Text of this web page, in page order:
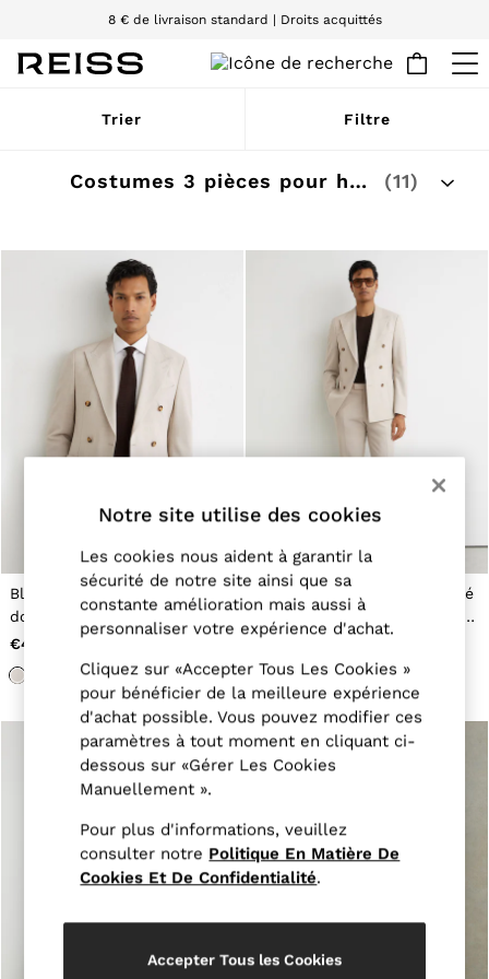
8 € de livraison standard | Droits acquittés
Nous acceptons
WOMEN
Pre-Autumn Collection
Wedding Guest & Occasion
Tops & T-Shirts
Trousers
Jumpsuits & Playsuits
Shirts & Blouses
Shorts
Skirts
Swimwear
Suits & Tailoring
Blazers
Petite
Jackets & Coats
Jeans
Sweats & Joggers
All Clothing
Heels
Sandals
Flats
All Shoes
Bags
Belts
Jewellery
Hats, Gloves & Scarves
Socks & Tights
All Accessories
Linen Collection
Workwear
Atelier
Reiss | NYBG
Trier Filtre
Costumes 3 pièces pour hommes (11)
Blazer de costume ajusté à
double boutonnage en laine
texturée beige sable
€450
Pantalon de costume habillé
texturé avec laine en beige
sable
€230
Notre site utilise des cookies
Les cookies nous aident à garantir la
sécurité de notre site ainsi que sa
constante amélioration mais aussi à
personnaliser votre expérience d'achat.
Cliquez sur «Accepter Tous Les Cookies »
pour bénéficier de la meilleure expérience
d'achat possible. Vous pouvez modifier ces
paramètres à tout moment en cliquant ci-
dessous sur «Gérer Les Cookies
Manuellement ».
Pour plus d'informations, veuillez
consulter notre Politique En Matière De
Cookies Et De Confidentialité.
Accepter Tous les Cookies